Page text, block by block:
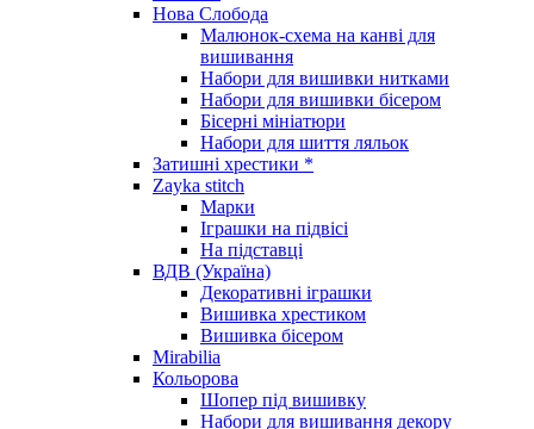
Нова Слобода
Малюнок-схема на канві для
вишивання
Набори для вишивки нитками
Набори для вишивки бісером
Бісерні мініатюри
Набори для шиття ляльок
Затишні хрестики *
Zayka stitch
Марки
Іграшки на підвісі
На підставці
ВДВ (Україна)
Декоративні іграшки
Вишивка хрестиком
Вишивка бісером
Mirabilia
Кольорова
Шопер під вишивку
Набори для вишивання декору